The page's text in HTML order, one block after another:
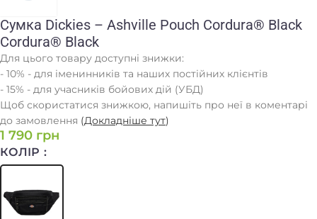
Сумка Dickies – Ashville Pouch Cordura® Black
Cordura® Black
Для цього товару доступні знижки:
- 10% - для іменинників та наших постійних клієнтів
- 15% - для учасників бойових дій (УБД)
Щоб скористатися знижкою, напишіть про неї в коментарі
до замовлення (Докладніше тут)
1 790 грн
КОЛІР